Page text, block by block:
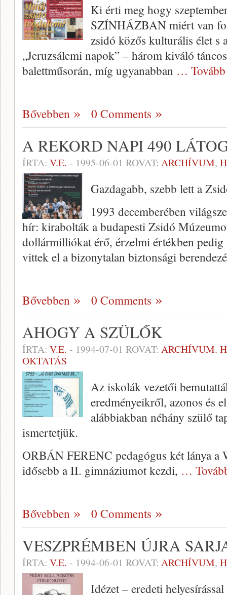
Ki érti meg hogy
SZÍNHÁZ­BAN miért van
zsidó köz­ős kulturális élet s
„Jeruzsálemi napok” – há­rom kiváló
balettműsorán, míg ugyanabban …
Bővebben 0 Comments
A REKORD NAPI 490
ÍRTA: V.E. - 1995-06-01 ROVAT: ARCHÍVUM,
Gazdagabb, szebb lett a
1993 decemberében
hír: kirabolták a budapesti Zsidó
dollármilliókat érő, érzelmi értékben pedig
vittek el a bizonytalan biztonsági
Bővebben 0 Comments
AHOGY A SZÜLŐK
ÍRTA: V.E. - 1994-07-01 ROVAT: ARCHÍVUM,
OKTATÁS
Az iskolák vezetői
eredményeikről, azonos és
alábbiakban néhány szülő
ismertetjük.
ORBÁN FERENC pedagógus két lánya a
idősebb a II. gimnáziumot kezdi, …
Bővebben 0 Comments
VESZPRÉMBEN ÚJRA
ÍRTA: V.E. - 1994-06-01 ROVAT: ARCHÍVUM,
Idézet – eredeti